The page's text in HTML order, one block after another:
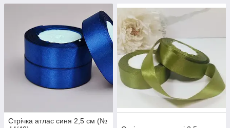
Стрічка атлас синя 2,5 см (№